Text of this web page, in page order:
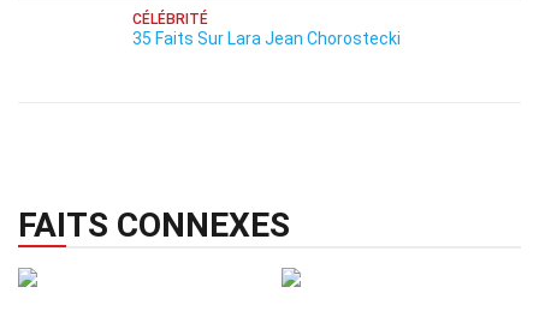
CÉLÉBRITÉ
35 Faits Sur Lara Jean Chorostecki
FAITS CONNEXES